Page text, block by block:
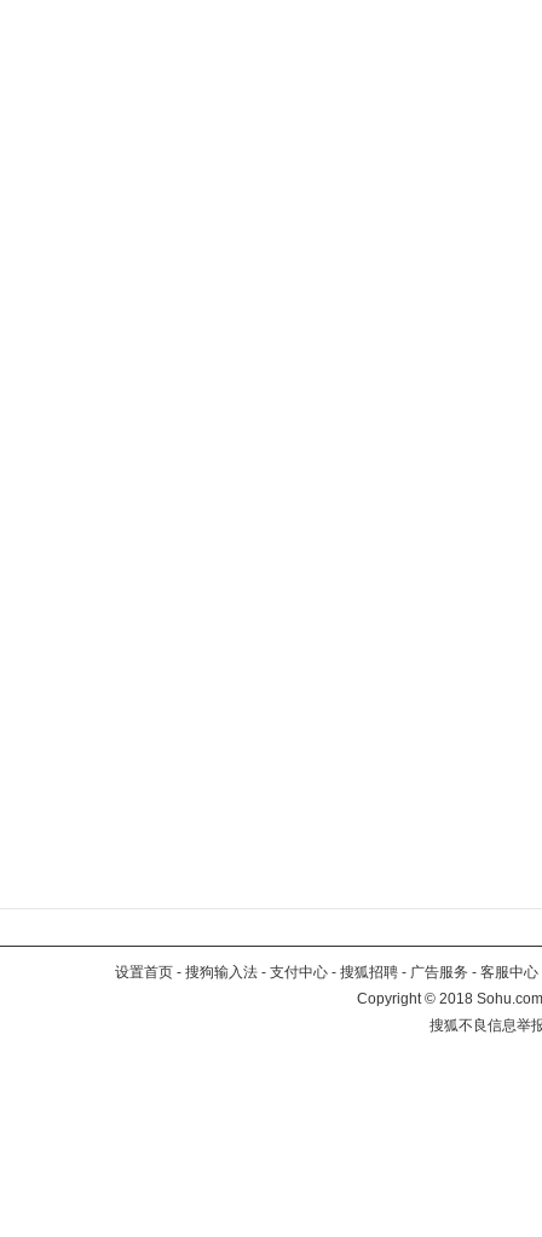
设置首页 - 搜狗输入法 - 支付中心 - 搜狐招聘 - 广告服务 - 客服中心
Copyright©2018
搜狐不良信息举